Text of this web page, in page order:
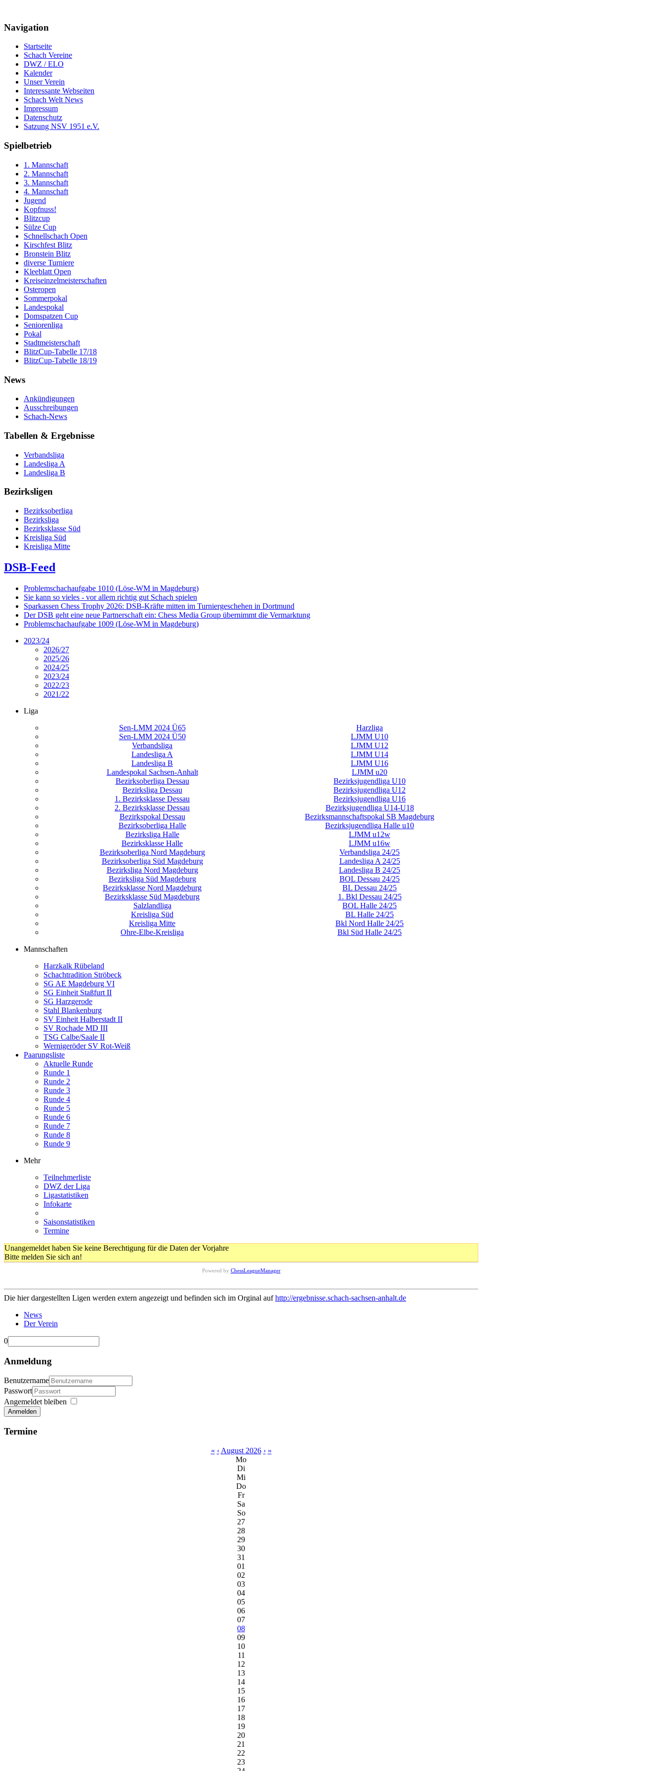
Navigation
Startseite
Schach Vereine
DWZ / ELO
Kalender
Unser Verein
Interessante Webseiten
Schach Welt News
Impressum
Datenschutz
Satzung NSV 1951 e.V.
Spielbetrieb
1. Mannschaft
2. Mannschaft
3. Mannschaft
4. Mannschaft
Jugend
Kopfnuss!
Blitzcup
Sülze Cup
Schnellschach Open
Kirschfest Blitz
Bronstein Blitz
diverse Turniere
Kleeblatt Open
Kreiseinzelmeisterschaften
Osteropen
Sommerpokal
Landespokal
Domspatzen Cup
Seniorenliga
Pokal
Stadtmeisterschaft
BlitzCup-Tabelle 17/18
BlitzCup-Tabelle 18/19
News
Ankündigungen
Ausschreibungen
Schach-News
Tabellen & Ergebnisse
Verbandsliga
Landesliga A
Landesliga B
Bezirksligen
Bezirksoberliga
Bezirksliga
Bezirksklasse Süd
Kreisliga Süd
Kreisliga Mitte
DSB-Feed
Problemschachaufgabe 1010 (Löse-WM in Magdeburg)
Sie kann so vieles - vor allem richtig gut Schach spielen
Sparkassen Chess Trophy 2026: DSB-Kräfte mitten im Turniergeschehen in Dortmund
Der DSB geht eine neue Partnerschaft ein: Chess Media Group übernimmt die Vermarktung
Problemschachaufgabe 1009 (Löse-WM in Magdeburg)
2023/24
2026/27
2025/26
2024/25
2023/24
2022/23
2021/22
Liga
Sen-LMM 2024 Ü65
Harzliga
Sen-LMM 2024 Ü50
LJMM U10
Verbandsliga
LJMM U12
Landesliga A
LJMM U14
Landesliga B
LJMM U16
Landespokal Sachsen-Anhalt
LJMM u20
Bezirksoberliga Dessau
Bezirksjugendliga U10
Bezirksliga Dessau
Bezirksjugendliga U12
1. Bezirksklasse Dessau
Bezirksjugendliga U16
2. Bezirksklasse Dessau
Bezirksjugendliga U14-U18
Bezirkspokal Dessau
Bezirksmannschaftspokal SB Magdeburg
Bezirksoberliga Halle
Bezirksjugendliga Halle u10
Bezirksliga Halle
LJMM u12w
Bezirksklasse Halle
LJMM u16w
Bezirksoberliga Nord Magdeburg
Verbandsliga 24/25
Bezirksoberliga Süd Magdeburg
Landesliga A 24/25
Bezirksliga Nord Magdeburg
Landesliga B 24/25
Bezirksliga Süd Magdeburg
BOL Dessau 24/25
Bezirksklasse Nord Magdeburg
BL Dessau 24/25
Bezirksklasse Süd Magdeburg
1. Bkl Dessau 24/25
Salzlandliga
BOL Halle 24/25
Kreisliga Süd
BL Halle 24/25
Kreisliga Mitte
Bkl Nord Halle 24/25
Ohre-Elbe-Kreisliga
Bkl Süd Halle 24/25
Mannschaften
Harzkalk Rübeland
Schachtradition Ströbeck
SG AE Magdeburg VI
SG Einheit Staßfurt II
SG Harzgerode
Stahl Blankenburg
SV Einheit Halberstadt II
SV Rochade MD III
TSG Calbe/Saale II
Wernigeröder SV Rot-Weiß
Paarungsliste
Aktuelle Runde
Runde 1
Runde 2
Runde 3
Runde 4
Runde 5
Runde 6
Runde 7
Runde 8
Runde 9
Mehr
Teilnehmerliste
DWZ der Liga
Ligastatistiken
Infokarte
Saisonstatistiken
Termine
Unangemeldet haben Sie keine Berechtigung für die Daten der Vorjahre
Bitte melden Sie sich an!
Powered by ChessLeagueManager
Die hier dargestellten Ligen werden extern angezeigt und befinden sich im Orginal aufhttp://ergebnisse.schach-sachsen-anhalt.de
News
Der Verein
0
Anmeldung
Benutzername
Passwort
Angemeldet bleiben
Anmelden
Termine
« ‹ August 2026 › »
Mo
Di
Mi
Do
Fr
Sa
So
27
28
29
30
31
01
02
03
04
05
06
07
08
09
10
11
12
13
14
15
16
17
18
19
20
21
22
23